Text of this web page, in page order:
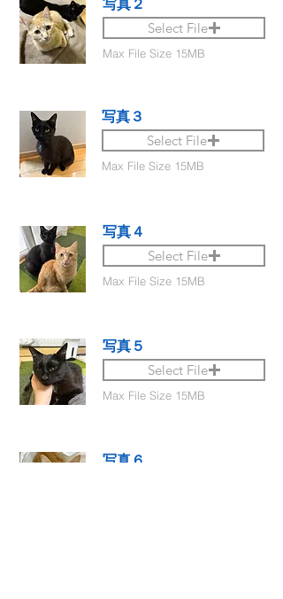
写真２
Select File
Max File Size 15MB
写真３
Select File
Max File Size 15MB
写真４
Select File
Max File Size 15MB
写真５
Select File
Max File Size 15MB
写真６